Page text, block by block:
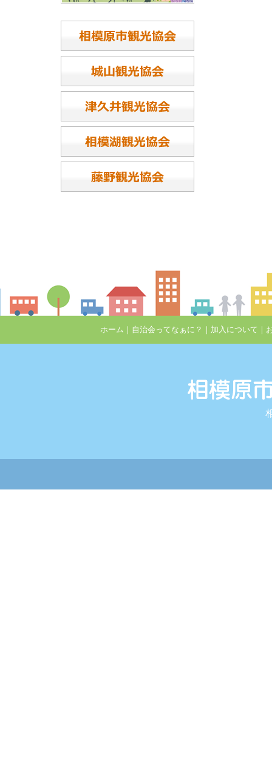
ホーム ｜ 自治会ってなぁに？ ｜ 加入について ｜